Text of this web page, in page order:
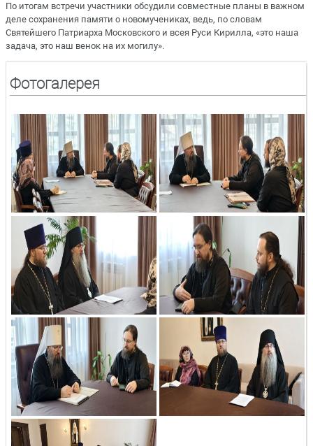
По итогам встречи участники обсудили совместные планы в важном
деле сохранения памяти о новомучениках, ведь, по словам
Святейшего Патриарха Московского и всея Руси Кирилла, «это наша
задача, это наш венок на их могилу».
Фотогалерея